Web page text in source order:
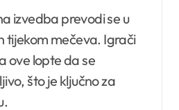
izvedba prevodi se u
tijekom mečeva. Igrači
ove lopte da se
što je ključno za